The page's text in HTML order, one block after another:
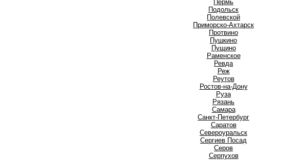
Пермь
Подольск
Полевской
Приморско-Ахтарск
Протвино
Пушкино
Пущино
Раменское
Ревда
Реж
Реутов
Ростов-на-Дону
Руза
Рязань
Самара
Санкт-Петербург
Саратов
Североуральск
Сергиев Посад
Серов
Серпухов